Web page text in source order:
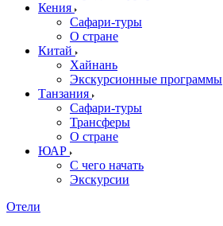
Кения
Сафари-туры
О стране
Китай
Хайнань
Экскурсионные программы
Танзания
Сафари-туры
Трансферы
О стране
ЮАР
С чего начать
Экскурсии
Отели